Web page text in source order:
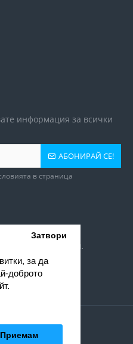
за да
доброто
Затвори
Приемам
информация за всички
АБОНИРАЙ СЕ!
в страница
за игри и оферти.
права запазени.
сайта